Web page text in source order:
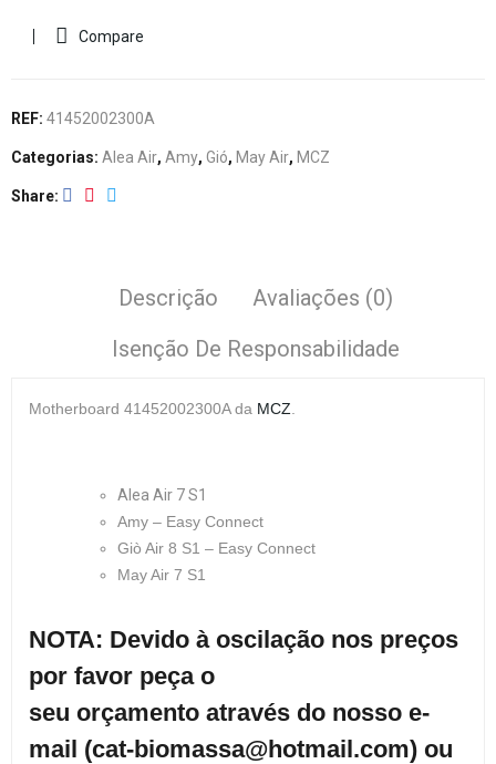
Compare
REF: 41452002300A
Categorias: Alea Air, Amy, Gió, May Air, MCZ
Share
Descrição
Avaliações (0)
Isenção De Responsabilidade
Motherboard 41452002300A da MCZ
Alea Air 7 S1
Amy – Easy Connect
Giò Air 8 S1 – Easy Connect
May Air 7 S1
NOTA: Devido à oscilação nos preços
por favor peça o
seu orçamento através do nosso e-
mail (cat-biomassa@hotmail.com) ou